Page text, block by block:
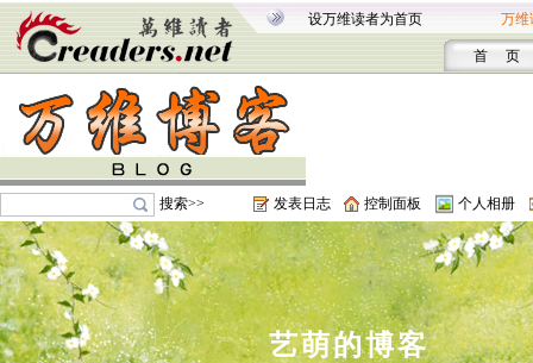
设万维读者为首页 万维
首 页
搜索>> 发表日志 控制面板 个人相册
艺萌的博客